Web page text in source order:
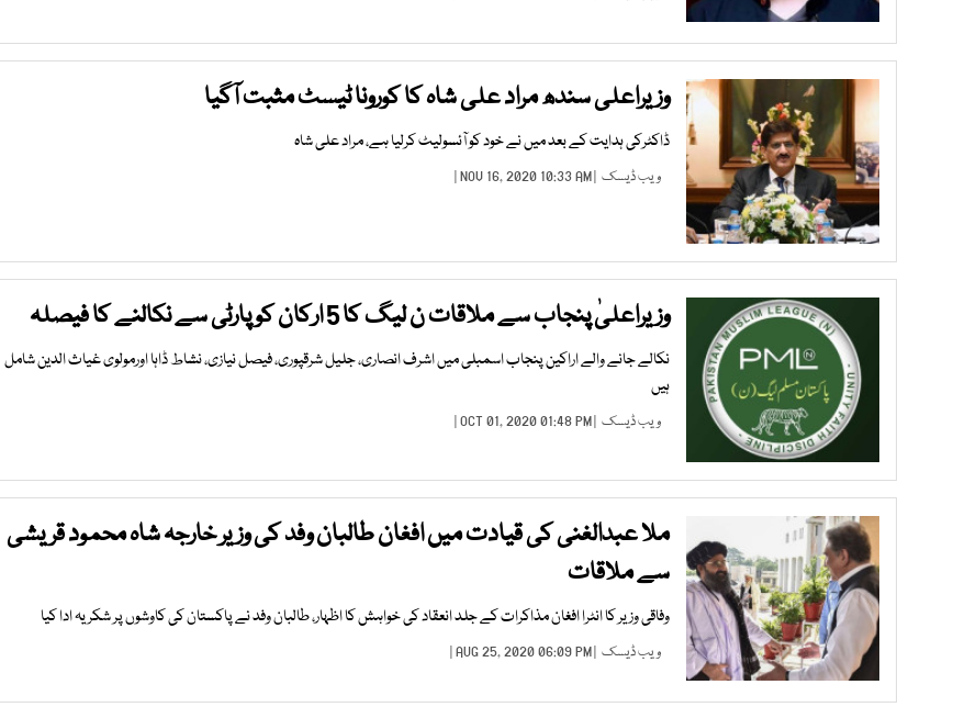
وزیراعلی سندھ مراد علی شاہ کا کورونا ٹیسٹ مثبت آگیا
ڈاکٹرکی ہدایت کے بعد میں نے خود کو آئسولیٹ کرلیا ہے، مراد علی شاہ
ویب ڈیسک | NOV 16, 2020 10:33 AM |
وزیراعلیٰ پنجاب سے ملاقات ن لیگ کا 5 ارکان کوپارٹی سے نکالنے کا فیصلہ
نکالے جانے والے اراکین پنجاب اسمبلی میں اشرف انصاری، جلیل شرقپوری، فیصل نیازی، نشاط ڈاہا اورمولوی غیاث الدین شامل
ہیں
ویب ڈیسک | OCT 01, 2020 01:48 PM |
ملا عبدالغنی کی قیادت میں افغان طالبان وفد کی وزیر خارجہ شاہ محمود قریشی
سے ملاقات
وفاقی وزیر کا انٹرا افغان مذاکرات کے جلد انعقاد کی خواہش کا اظہار، طالبان وفد نے پاکستان کی کاوشوں پر شکریہ ادا کیا
ویب ڈیسک | AUG 25, 2020 06:09 PM |